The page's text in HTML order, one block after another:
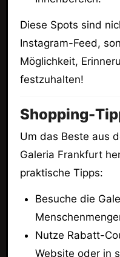
Diese Spots sind
Instagram-Feed,
Möglichkeit,
festzuhalten!
Shopping-
Um das Beste aus
Galeria Frankfurt
praktische Tipps:
Besuche die
Nutze Rabatt-
Website oder in